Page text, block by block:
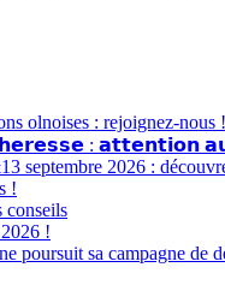
olnoises : rejoignez-nous !
: 𝗮𝘁𝘁𝗲𝗻𝘁𝗶𝗼𝗻
septembre 2026 :
!
conseils
!
poursuit sa campagne de